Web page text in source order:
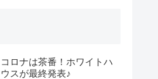
コロナは茶番！ホワイトハ
ウスが最終発表♪